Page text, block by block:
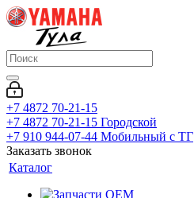
+7 4872 70-21-15
+7 4872 70-21-15 Городской
+7 910 944-07-44 Мобильный с ТГ
Заказать звонок
Каталог